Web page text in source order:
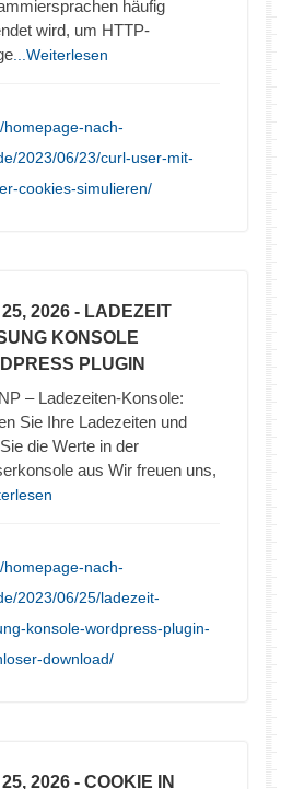
häufig
wird, um HTTP-
...Weiterlesen
homepage-nach-
2023/06/23/curl-user-mit-
cookies-simulieren/
2026 - LADEZEIT
KONSOLE
PLUGIN
– Ladezeiten-Konsole:
Sie Ihre Ladezeiten und
die Werte in der
aus Wir freuen uns,
homepage-nach-
2023/06/25/ladezeit-
konsole-wordpress-plugin-
download/
2026 - COOKIE IN